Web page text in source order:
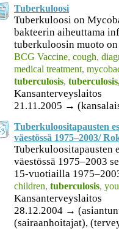
Tuberkuloosi
Tuberkuloosi on
bakteerin aiheuttama
tuberkuloosin muoto
BCG Vaccine, cough,
medical treatment,
tuberculosis,
Kansanterveyslaitos
21.11.2005 →
Tuberkuloositapausten
väestössä 1975–2003/
Tuberkuloositapausten
väestössä 1975–2003
15-vuotiailla
children, tuberculosis,
Kansanterveyslaitos
28.12.2004 →
(sairaanhoitajat),